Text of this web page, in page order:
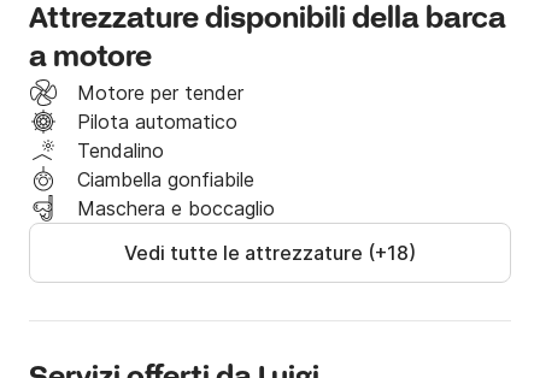
max 8 passeggeri
La barca si trova nel porto di Santa Marina Salina.
Disponibile su richiesta per partenza anche da altre
isole.
Itinerari disponibili:
1-Salina
2-Lipari
4-Panarea
Attrezzature disponibili della barca
a motore
Motore per tender
Pilota automatico
Tendalino
Ciambella gonfiabile
Maschera e boccaglio
Vedi tutte le attrezzature (+18)